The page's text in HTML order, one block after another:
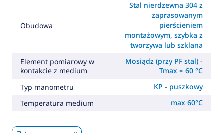
Obudowa
Stal nierdzewna 304 z
zaprasowanym
pierścieniem
montażowym, szybka z
tworzywa lub szklana
Element pomiarowy w
kontakcie z medium
Mosiądz (przy PF stal) -
Tmax ≤ 60 °C
Typ manometru
KP - puszkowy
Temperatura medium
max 60°C